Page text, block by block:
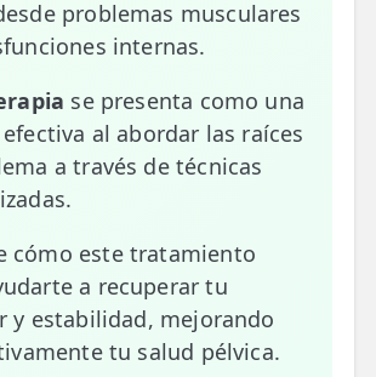
Traumatológica
ATM
problemas musculares
internas.
se presenta como una
al abordar las raíces
a través de técnicas
cómo este tratamiento
a recuperar tu
y estabilidad, mejorando
tu salud pélvica.